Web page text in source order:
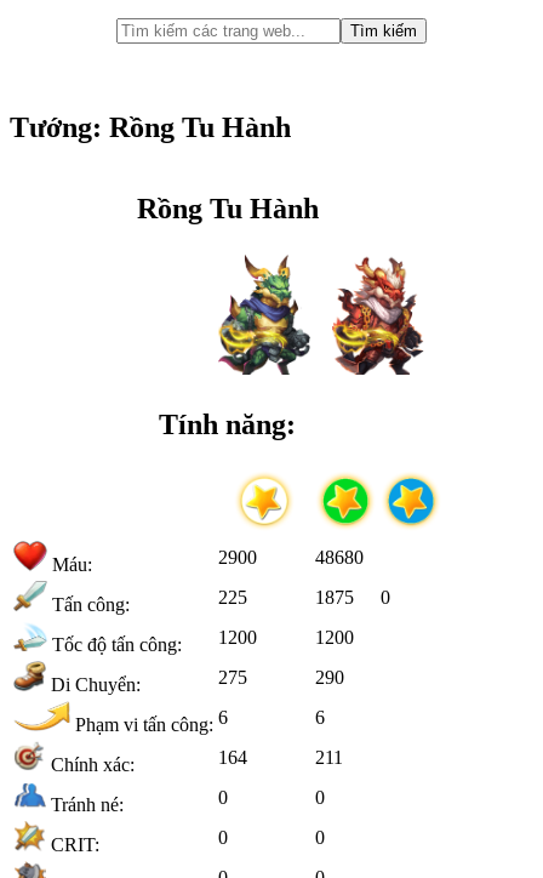
Tướng: Rồng Tu Hành
Rồng Tu Hành
Tính năng:
Máu: 2900 48680
Tấn công: 225 1875 0
Tốc độ tấn công: 1200 1200
Di Chuyển: 275 290
Phạm vi tấn công: 6 6
Chính xác: 164 211
Tránh né: 0 0
CRIT: 0 0